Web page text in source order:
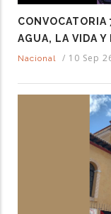
AGUA, LA VIDA
Nacional / 10 Sep